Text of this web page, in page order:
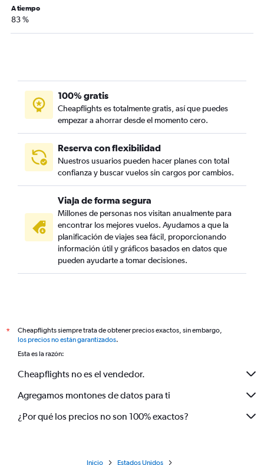
A tiempo
83 %
100% gratis
Cheapflights es totalmente gratis, así que puedes
empezar a ahorrar desde el momento cero.
Reserva con flexibilidad
Nuestros usuarios pueden hacer planes con total
confianza y buscar vuelos sin cargos por cambios.
Viaja de forma segura
Millones de personas nos visitan anualmente para
encontrar los mejores vuelos. Ayudamos a que la
planificación de viajes sea fácil, proporcionando
información útil y gráficos basados en datos que
pueden ayudarte a tomar decisiones.
*
Cheapflights siempre trata de obtener precios exactos, sin embargo,
los precios no están garantizados.
Esta es la razón:
Cheapflights no es el vendedor.
Agregamos montones de datos para ti
¿Por qué los precios no son 100% exactos?
Inicio Estados Unidos